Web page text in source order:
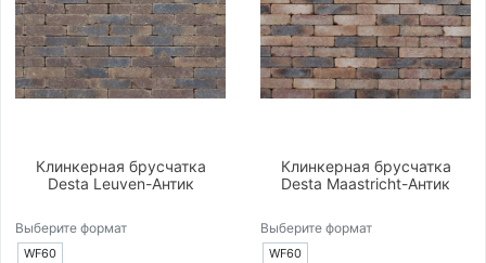
Клинкерная брусчатка
Desta Leuven-Антик
Выберите формат
WF60
Клинкерная брусчатка
Desta Maastricht-Антик
Выберите формат
WF60